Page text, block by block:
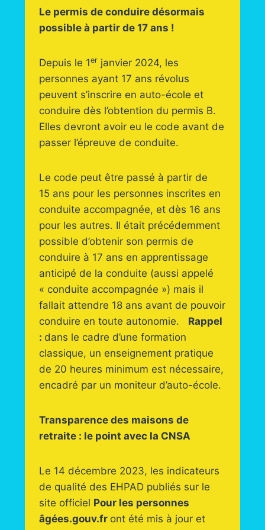
Le permis de conduire désormais
possible à partir de 17 ans !
Depuis le 1erjanvier 2024, les
personnes ayant 17 ans révolus
peuvent s’inscrire en auto-école et
conduire dès l’obtention du permis B.
Elles devront avoir eu le code avant de
passer l’épreuve de conduite.
Le code peut être passé à partir de
15 ans pour les personnes inscrites en
conduite accompagnée, et dès 16 ans
pour les autres. Il était précédemment
possible d’obtenir son permis de
conduire à 17 ans en apprentissage
anticipé de la conduite (aussi appelé
« conduite accompagnée ») mais il
fallait attendre 18 ans avant de pouvoir
conduire en toute autonomie. Rappel
: dans le cadre d’une formation
classique, un enseignement pratique
de 20 heures minimum est nécessaire,
encadré par un moniteur d’auto-école.
Transparence des maisons de
retraite : le point avec la CNSA
Le 14 décembre 2023, les indicateurs
de qualité des EHPAD publiés sur le
site officiel Pour les personnes
âgées.gouv.fr ont été mis à jour et